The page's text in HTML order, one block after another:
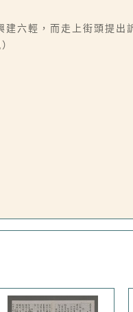
六輕，而走上街頭提出